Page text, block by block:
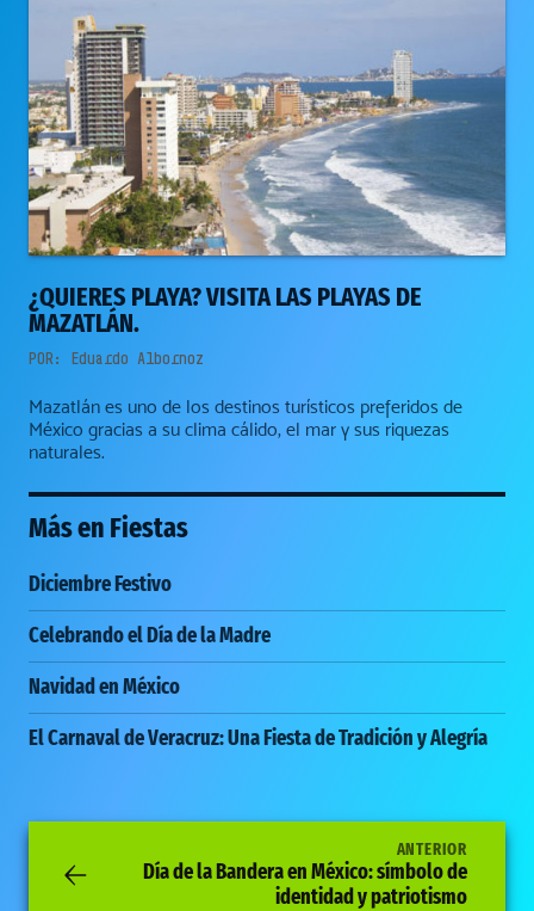
¿QUIERES PLAYA? VISITA LAS PLAYAS DE
MAZATLÁN.
POR: Eduardo Albornoz
Mazatlán es uno de los destinos turísticos preferidos de
México gracias a su clima cálido, el mar y sus riquezas
naturales.
Más en Fiestas
Diciembre Festivo
Celebrando el Día de la Madre
Navidad en México
El Carnaval de Veracruz: Una Fiesta de Tradición y Alegría
ANTERIOR
Día de la Bandera en México: símbolo de
identidad y patriotismo